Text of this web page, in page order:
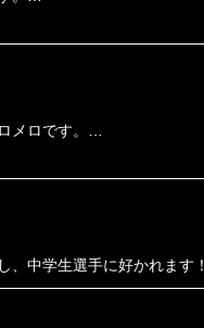
メロです。
、中学生選手に好かれます！